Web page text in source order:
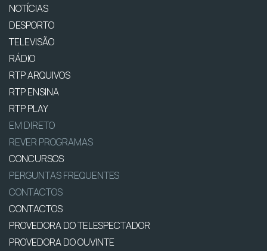
NOTÍCIAS
DESPORTO
TELEVISÃO
RÁDIO
RTP ARQUIVOS
RTP ENSINA
RTP PLAY
EM DIRETO
REVER PROGRAMAS
CONCURSOS
PERGUNTAS FREQUENTES
CONTACTOS
CONTACTOS
PROVEDORA DO TELESPECTADOR
PROVEDORA DO OUVINTE